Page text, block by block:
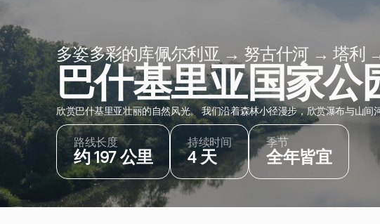
多姿多彩的库佩尔利亚 → 努古什河 → 塔利
巴什基里亚国家公
欣赏巴什基里亚壮丽的自然风光。 我们沿着森林小径漫步，欣赏瀑布与山间
路线长度
约 197 公里
持续时间
4 天
季节
全年皆宜